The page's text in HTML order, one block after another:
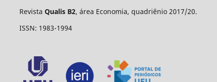
Revista Qualis B2, área Economia, quadriênio 2017/20.
ISSN: 1983-1994